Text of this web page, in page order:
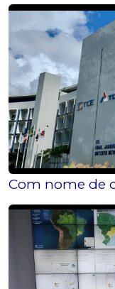
Com nome de